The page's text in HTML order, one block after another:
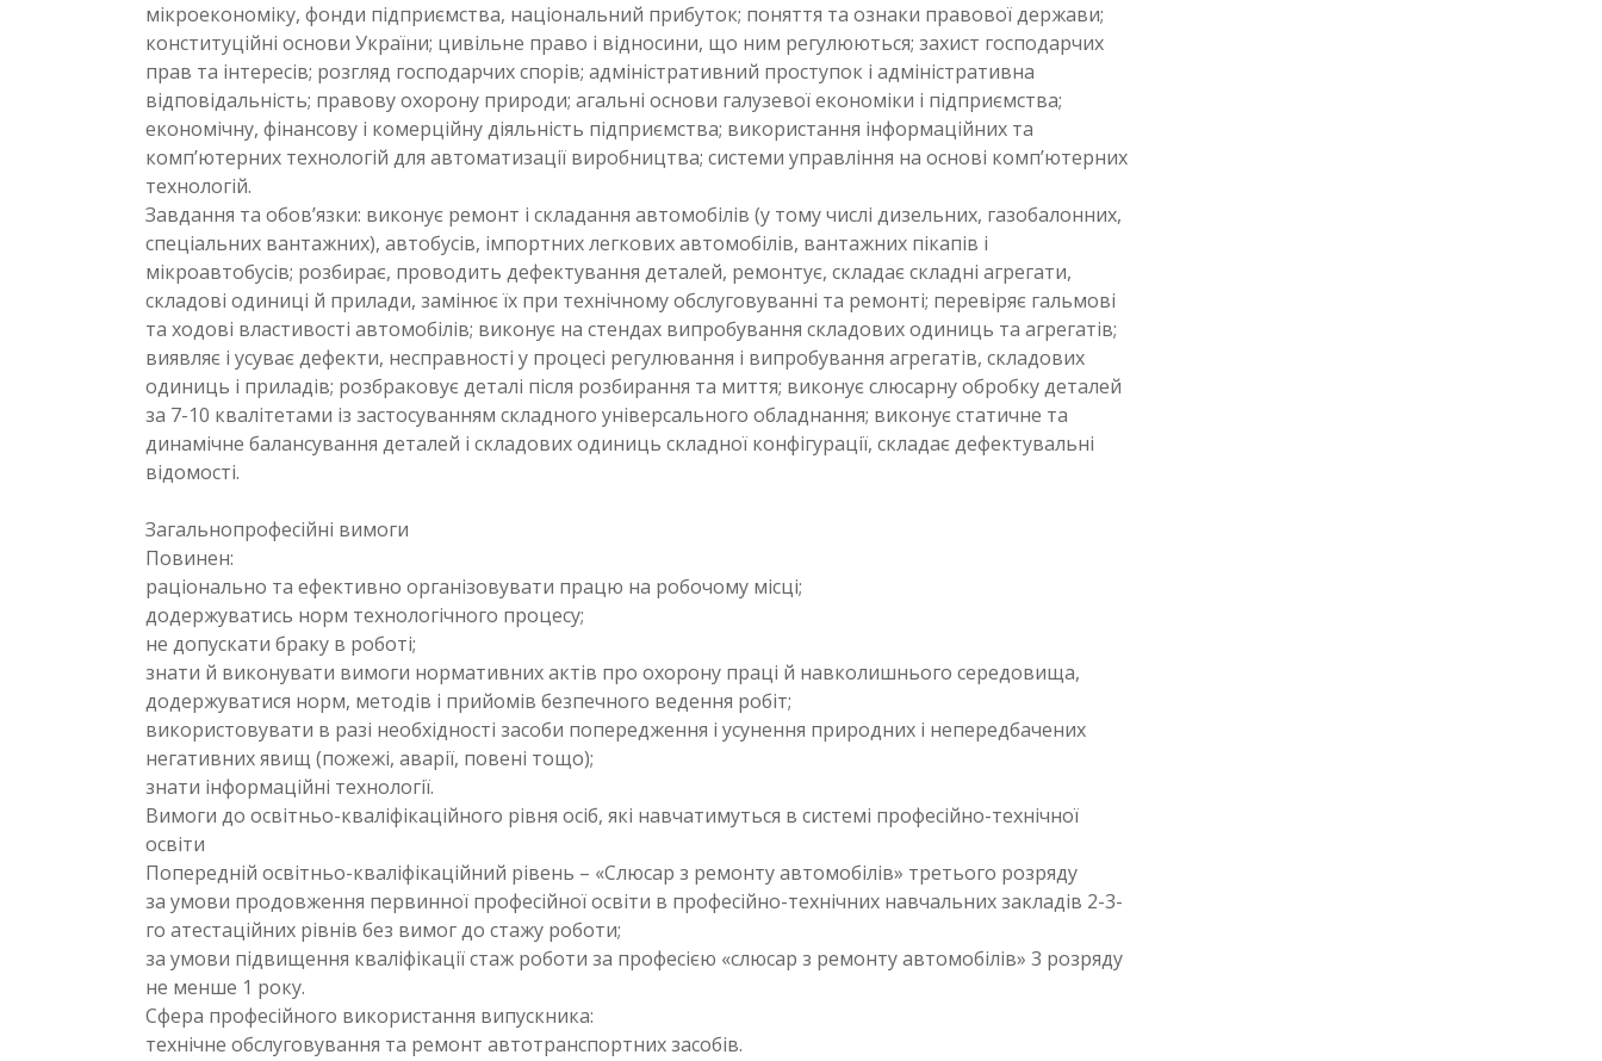
мікроекономіку, фонди підприємства, національний прибуток; поняття та ознаки правової держави;
конституційні основи України; цивільне право і відносини, що ним регулюються; захист господарчих
прав та інтересів; розгляд господарчих спорів; адміністративний проступок і адміністративна
відповідальність; правову охорону природи; агальні основи галузевої економіки і підприємства;
економічну, фінансову і комерційну діяльність підприємства; використання інформаційних та
комп’ютерних технологій для автоматизації виробництва; системи управління на основі комп’ютерних
технологій.
Завдання та обов’язки: виконує ремонт і складання автомобілів (у тому числі дизельних, газобалонних,
спеціальних вантажних), автобусів, імпортних легкових автомобілів, вантажних пікапів і
мікроавтобусів; розбирає, проводить дефектування деталей, ремонтує, складає складні агрегати,
складові одиниці й прилади, замінює їх при технічному обслуговуванні та ремонті; перевіряє гальмові
та ходові властивості автомобілів; виконує на стендах випробування складових одиниць та агрегатів;
виявляє і усуває дефекти, несправності у процесі регулювання і випробування агрегатів, складових
одиниць і приладів; розбраковує деталі після розбирання та миття; виконує слюсарну обробку деталей
за 7-10 квалітетами із застосуванням складного універсального обладнання; виконує статичне та
динамічне балансування деталей і складових одиниць складної конфігурації, складає дефектувальні
відомості.
Загальнопрофесійні вимоги
Повинен:
раціонально та ефективно організовувати працю на робочому місці;
додержуватись норм технологічного процесу;
не допускати браку в роботі;
знати й виконувати вимоги нормативних актів про охорону праці й навколишнього середовища,
додержуватися норм, методів і прийомів безпечного ведення робіт;
використовувати в разі необхідності засоби попередження і усунення природних і непередбачених
негативних явищ (пожежі, аварії, повені тощо);
знати інформаційні технології.
Вимоги до освітньо-кваліфікаційного рівня осіб, які навчатимуться в системі професійно-технічної
освіти
Попередній освітньо-кваліфікаційний рівень – «Слюсар з ремонту автомобілів» третього розряду
за умови продовження первинної професійної освіти в професійно-технічних навчальних закладів 2-3-
го атестаційних рівнів без вимог до стажу роботи;
за умови підвищення кваліфікації стаж роботи за професією «слюсар з ремонту автомобілів» 3 розряду
не менше 1 року.
Сфера професійного використання випускника:
технічне обслуговування та ремонт автотранспортних засобів.